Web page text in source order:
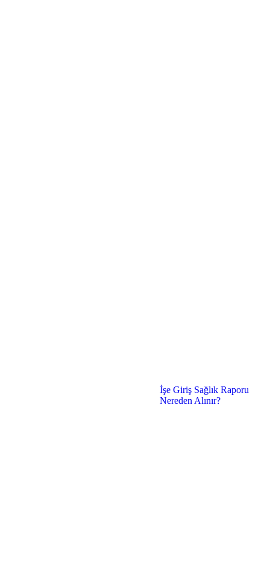
İşe Giriş Sağlık Raporu
Nereden Alınır?